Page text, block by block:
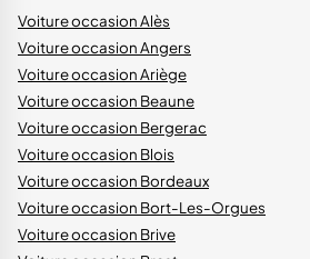
Voiture occasion Alès
Voiture occasion Angers
Voiture occasion Ariège
Voiture occasion Beaune
Voiture occasion Bergerac
Voiture occasion Blois
Voiture occasion Bordeaux
Voiture occasion Bort-Les-Orgues
Voiture occasion Brive